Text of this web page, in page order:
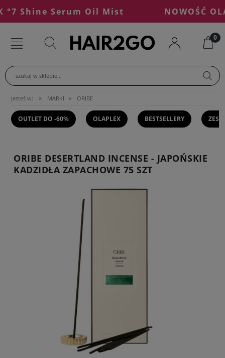
Shine Serum Oil Mist NOWOŚĆ
szukaj w sklepie...
Jesteś w: » MARKI » ORIBE
OUTLET DO -60% OLAPLEX BESTSELLERY
ORIBE DESERTLAND INCENSE - JAPOŃSKIE
KADZIDŁA ZAPACHOWE 75 SZT